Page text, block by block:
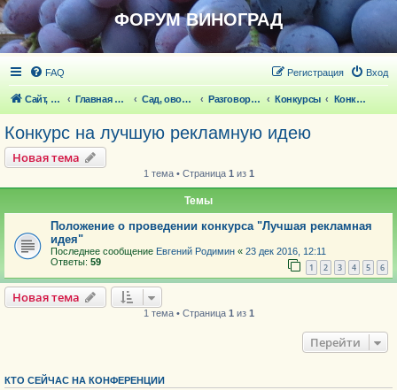
ФОРУМ ВИНОГРАД
FAQ Вход
Регистрация
Сайт, статьи Главная страница Сад, овощи, ягодники, цветы, беседка Разговоры обо всем что волнует Конкурсы Конкурс на лучшую рекламную идею
Конкурс на лучшую рекламную идею
Новая тема
1 тема • Страница 1 из 1
Темы
Положение о проведении конкурса "Лучшая рекламная
идея"
Последнее сообщение Евгений Родимин « 23 дек 2016, 12:11
Ответы: 59 1 2 3 4 5 6
Новая тема
1 тема • Страница 1 из 1
Перейти
КТО СЕЙЧАС НА КОНФЕРЕНЦИИ